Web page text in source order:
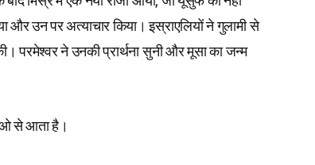
और उन पर अत्याचार किया। इस्राएलियों ने गुलामी से
परमेश्वर ने उनकी प्रार्थना सुनी और मूसा का जन्म
से आता है।